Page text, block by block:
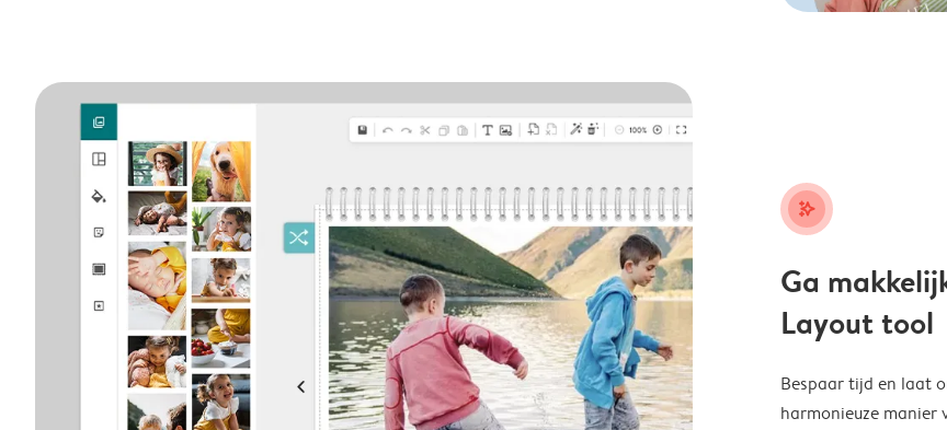
stars_plus
Ga
Layout tool
Bespaar tijd en laat
harmonieuze